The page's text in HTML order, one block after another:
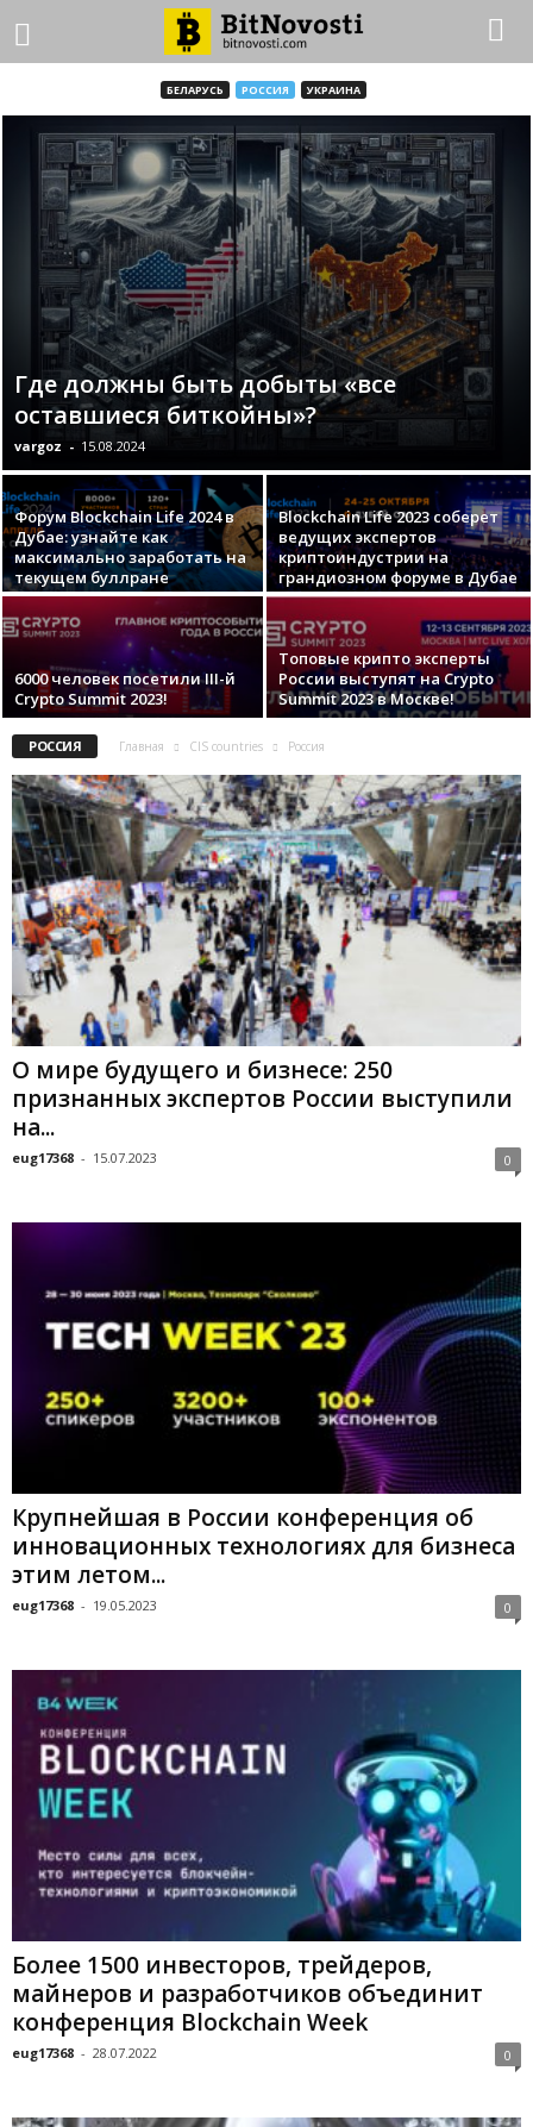
БЕЛАРУСЬ РОССИЯ УКРАИНА
Где должны быть добыты «все
оставшиеся биткойны»?
vargoz - 15.08.2024
Форум Blockchain Life 2024 в
Дубае: узнайте как
максимально заработать на
текущем буллране
Blockchain Life 2023 соберет
ведущих экспертов
криптоиндустрии на
грандиозном форуме в Дубае
6000 человек посетили III-й
Crypto Summit 2023!
Топовые крипто эксперты
России выступят на Crypto
Summit 2023 в Москве!
РОССИЯ Главная CIS countries Россия
О мире будущего и бизнесе: 250
признанных экспертов России выступили
на...
eug17368 - 15.07.2023 0
Крупнейшая в России конференция об
инновационных технологиях для бизнеса
этим летом...
eug17368 - 19.05.2023 0
Более 1500 инвесторов, трейдеров,
майнеров и разработчиков объединит
конференция Blockchain Week
eug17368 - 28.07.2022 0